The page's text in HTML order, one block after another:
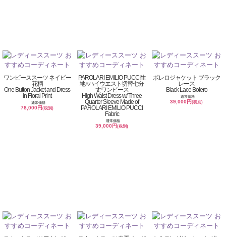
ワンピーススーツ ネイビー
花柄
One Button Jacket and Dress
in Floral Print
通常価格
78,000円(税別)
PAROLARI EMILIO PUCCI生
地×ハイウエスト切替七分
丈ワンピース
High Waist Dress w/ Three
Quarter Sleeve Made of
PAROLARI EMILIO PUCCI
Fabric
通常価格
39,000円(税別)
ボレロジャケット ブラック
レース
Black Lace Bolero
通常価格
39,000円(税別)